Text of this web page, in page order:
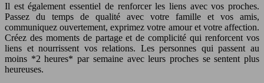
Il est également essentiel de renforcer les liens avec vos proches.
Passez du temps de qualité avec votre famille et vos amis,
communiquez ouvertement, exprimez votre amour et votre affection.
Créez des moments de partage et de complicité qui renforcent vos
liens et nourrissent vos relations. Les personnes qui passent au
moins *2 heures* par semaine avec leurs proches se sentent plus
heureuses.